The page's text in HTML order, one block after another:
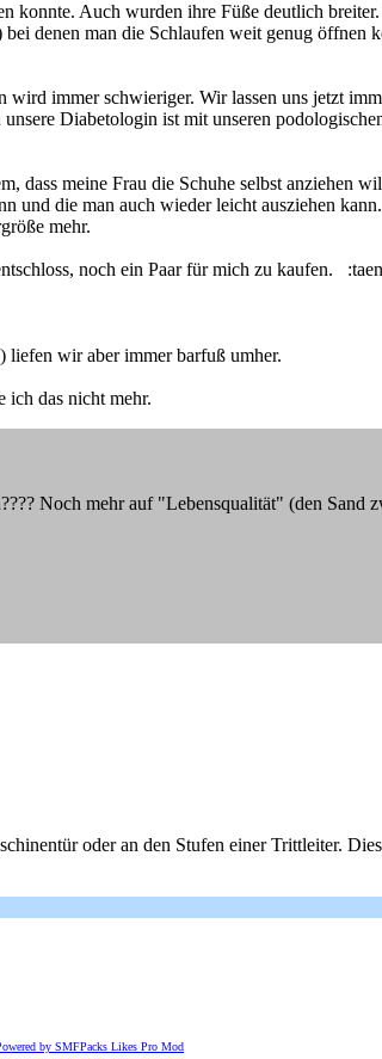
konnte. Auch wurden ihre Füße deutlich
denen man die Schlaufen weit genug
immer schwieriger. Wir lassen uns jetzt
Diabetologin ist mit unseren
dass meine Frau die Schuhe selbst anziehen
und die man auch wieder leicht ausziehen
mehr.
noch ein Paar für mich zu kaufen.
liefen wir aber immer barfuß umher.
das nicht mehr.
Noch mehr auf "Lebensqualität" (den Sand
oder an den Stufen einer Trittleiter.
by SMFPacks Likes Pro Mod